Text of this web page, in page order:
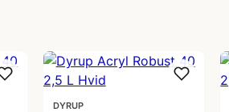
DYRUP